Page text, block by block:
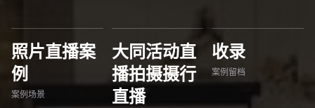
照片直播案
例
案例场景
大同活动直
播拍摄摄行
直播
收录
案例留档